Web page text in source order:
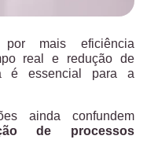
mais eficiência
real e redução de
é essencial para a
ainda confundem
de processos